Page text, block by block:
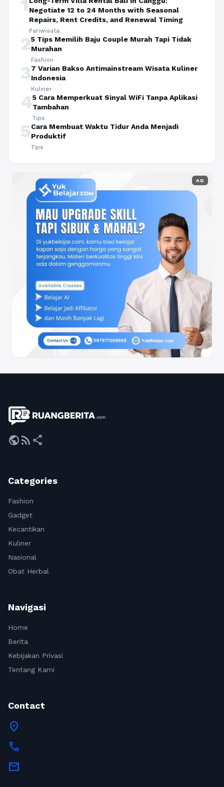
1 Negotiate 12 to 24 Months with Seasonal
Repairs, Rent Credits, and Renewal Timing
Pariwisata
25 Tips Memilih Baju Couple Murah Tapi Tidak
Murahan
Fashion
37 Varian Bakso Antimainstream Wisata Kuliner
Indonesia
Kuliner
45 Cara Memperkuat Sinyal WiFi Tanpa Aplikasi
Tambahan
Tips
5Cara Membuat Waktu Tidur Anda Menjadi
Produktif
Tips
AD
publicrss_feed share
Categories
Fashion
Gadget
Kecantikan
Kuliner
Nasional
Obat Herbal
Navigasi
Home
Berita
Kebijakan Privasi
Tentang Kami
Contact
location_on
call
mail